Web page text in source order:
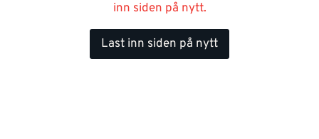
inn siden på nytt.
Last inn siden på nytt